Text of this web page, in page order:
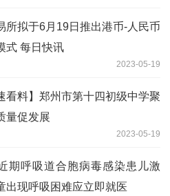
所拟于6月19日推出港币-人民币
式 每日快讯
2023-05-19
看料】郑州市第十四初级中学聚
量促发展
2023-05-19
期呼吸道合胞病毒感染患儿激
出现呼吸困难应立即就医